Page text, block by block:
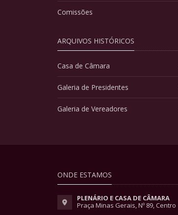
Comissões
ARQUIVOS HISTÓRICOS
Casa de Câmara
Galeria de Presidentes
Galeria de Vereadores
ONDE ESTAMOS
PLENÁRIO E CASA DE CÂMARA
Praça Minas Gerais, Nº 89, Centro